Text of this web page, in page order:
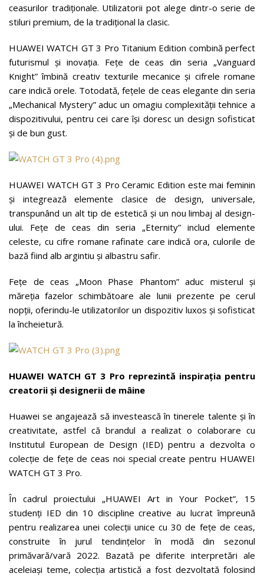
ceasurilor tradiționale. Utilizatorii pot alege dintr-o serie de
stiluri premium, de la tradițional la clasic.
HUAWEI WATCH GT 3 Pro Titanium Edition combină perfect
futurismul și inovația. Fețe de ceas din seria „Vanguard
Knight” îmbină creativ texturile mecanice și cifrele romane
care indică orele. Totodată, fețele de ceas elegante din seria
„Mechanical Mystery” aduc un omagiu complexității tehnice a
dispozitivului, pentru cei care își doresc un design sofisticat
și de bun gust.
HUAWEI WATCH GT 3 Pro Ceramic Edition este mai feminin
și integrează elemente clasice de design, universale,
transpunând un alt tip de estetică și un nou limbaj al design-
ului. Fețe de ceas din seria „Eternity” includ elemente
celeste, cu cifre romane rafinate care indică ora, culorile de
bază fiind alb argintiu și albastru safir.
Fețe de ceas „Moon Phase Phantom” aduc misterul și
măreția fazelor schimbătoare ale lunii prezente pe cerul
nopții, oferindu-le utilizatorilor un dispozitiv luxos și sofisticat
la încheietură.
HUAWEI WATCH GT 3 Pro reprezintă inspirația pentru
creatorii și designerii de mâine
Huawei se angajează să investească în tinerele talente și în
creativitate, astfel că brandul a realizat o colaborare cu
Institutul European de Design (IED) pentru a dezvolta o
colecție de fețe de ceas noi special create pentru HUAWEI
WATCH GT 3 Pro.
În cadrul proiectului „HUAWEI Art in Your Pocket”, 15
studenți IED din 10 discipline creative au lucrat împreună
pentru realizarea unei colecții unice cu 30 de fețe de ceas,
construite în jurul tendințelor în modă din sezonul
primăvară/vară 2022. Bazată pe diferite interpretări ale
aceleiași teme, colecția artistică a fost dezvoltată folosind